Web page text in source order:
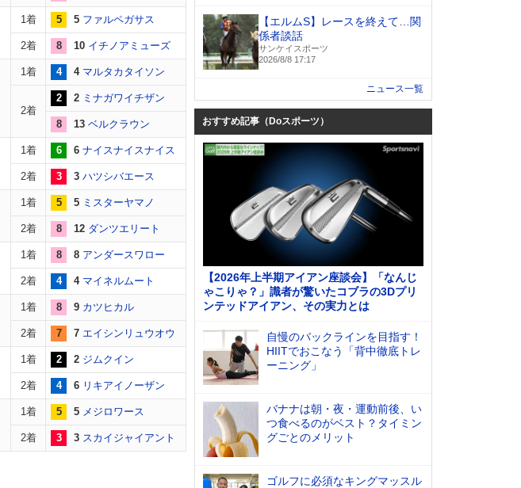
1着 5 5 ファルペガサス
2着 8 10 イチノアミューズ
1着 4 4 マルタカタイソン
2着
2 2 ミナガワイチザン
8 13 ベルクラウン
1着 6 6 ナイスナイスナイス
2着 3 3 ハツシバエース
1着 5 5 ミスターヤマノ
2着 8 12 ダンツエリート
1着 8 8 アンダースワロー
2着 4 4 マイネルムート
1着 8 9 カツヒカル
2着 7 7 エイシンリュウオウ
1着 2 2 ジムクイン
2着 4 6 リキアイノーザン
1着 5 5 メジロワース
2着 3 3 スカイジャイアント
【エルムS】レースを終えて…関
係者談話
サンケイスポーツ
2026/8/8 17:17
ニュース一覧
おすすめ記事（Doスポーツ）
【2026年上半期アイアン座談会】「なんじ
ゃこりゃ？」識者が驚いたコブラの3Dプリ
ンテッドアイアン、その実力とは
自慢のバックラインを目指す！
HIITでおこなう「背中徹底トレ
ーニング」
バナナは朝・夜・運動前後、い
つ食べるのがベスト？タイミン
グごとのメリット
ゴルフに必須なキングマッスル